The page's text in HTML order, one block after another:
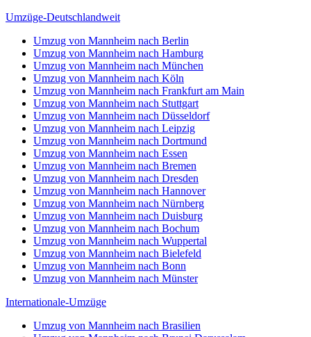
Umzüge-Deutschlandweit
Umzug von Mannheim nach Berlin
Umzug von Mannheim nach Hamburg
Umzug von Mannheim nach München
Umzug von Mannheim nach Köln
Umzug von Mannheim nach Frankfurt am Main
Umzug von Mannheim nach Stuttgart
Umzug von Mannheim nach Düsseldorf
Umzug von Mannheim nach Leipzig
Umzug von Mannheim nach Dortmund
Umzug von Mannheim nach Essen
Umzug von Mannheim nach Bremen
Umzug von Mannheim nach Dresden
Umzug von Mannheim nach Hannover
Umzug von Mannheim nach Nürnberg
Umzug von Mannheim nach Duisburg
Umzug von Mannheim nach Bochum
Umzug von Mannheim nach Wuppertal
Umzug von Mannheim nach Bielefeld
Umzug von Mannheim nach Bonn
Umzug von Mannheim nach Münster
Internationale-Umzüge
Umzug von Mannheim nach Brasilien